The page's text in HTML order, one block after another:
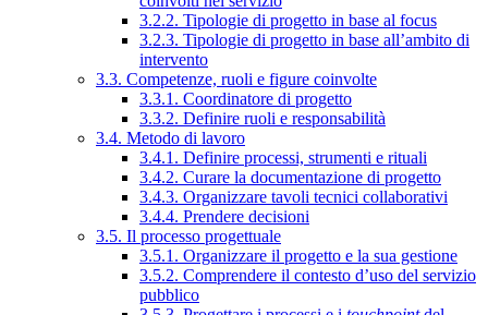
3.2.2. Tipologie di progetto in base al focus
3.2.3. Tipologie di progetto in base all’ambito di
intervento
3.3. Competenze, ruoli e figure coinvolte
3.3.1. Coordinatore di progetto
3.3.2. Definire ruoli e responsabilità
3.4. Metodo di lavoro
3.4.1. Definire processi, strumenti e rituali
3.4.2. Curare la documentazione di progetto
3.4.3. Organizzare tavoli tecnici collaborativi
3.4.4. Prendere decisioni
3.5. Il processo progettuale
3.5.1. Organizzare il progetto e la sua gestione
3.5.2. Comprendere il contesto d’uso del servizio
pubblico